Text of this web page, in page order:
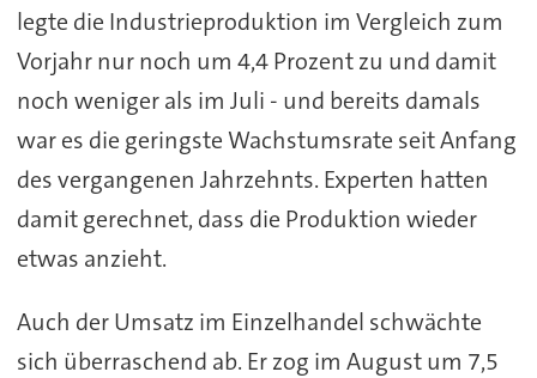
legte die Industrieproduktion im Vergleich zum
Vorjahr nur noch um 4,4 Prozent zu und damit
noch weniger als im Juli - und bereits damals
war es die geringste Wachstumsrate seit Anfang
des vergangenen Jahrzehnts. Experten hatten
damit gerechnet, dass die Produktion wieder
etwas anzieht.
Auch der Umsatz im Einzelhandel schwächte
sich überraschend ab. Er zog im August um 7,5